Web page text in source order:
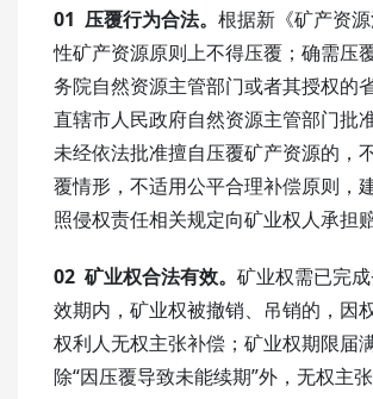
01 压覆行为合法。 根据新《矿产资
性矿产资源原则上不得压覆；确需压
务院自然资源主管部门或者其授权的
直辖市人民政府自然资源主管部门批
未经依法批准擅自压覆矿产资源的，
覆情形，不适用公平合理补偿原则，
照侵权责任相关规定向矿业权人承担
02 矿业权合法有效。 矿业权需已完
效期内，矿业权被撤销、吊销的，因
权利人无权主张补偿；矿业权期限届
除“因压覆导致未能续期”外，无权主张